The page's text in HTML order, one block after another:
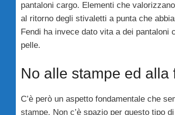
pantaloni cargo. Elementi che
al ritorno degli stivaletti a punta che
Fendi ha invece dato vita a dei
pelle.
No alle stampe ed alla
C’è però un aspetto fondamentale che
stampe. Non c’è spazio per questo tipo